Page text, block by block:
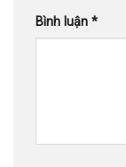
Bình luận *